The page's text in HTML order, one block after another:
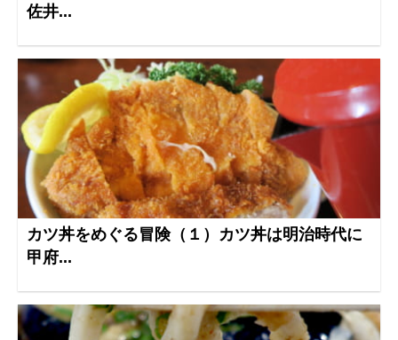
佐井...
カツ丼をめぐる冒険（１）カツ丼は明治時代に
甲府...